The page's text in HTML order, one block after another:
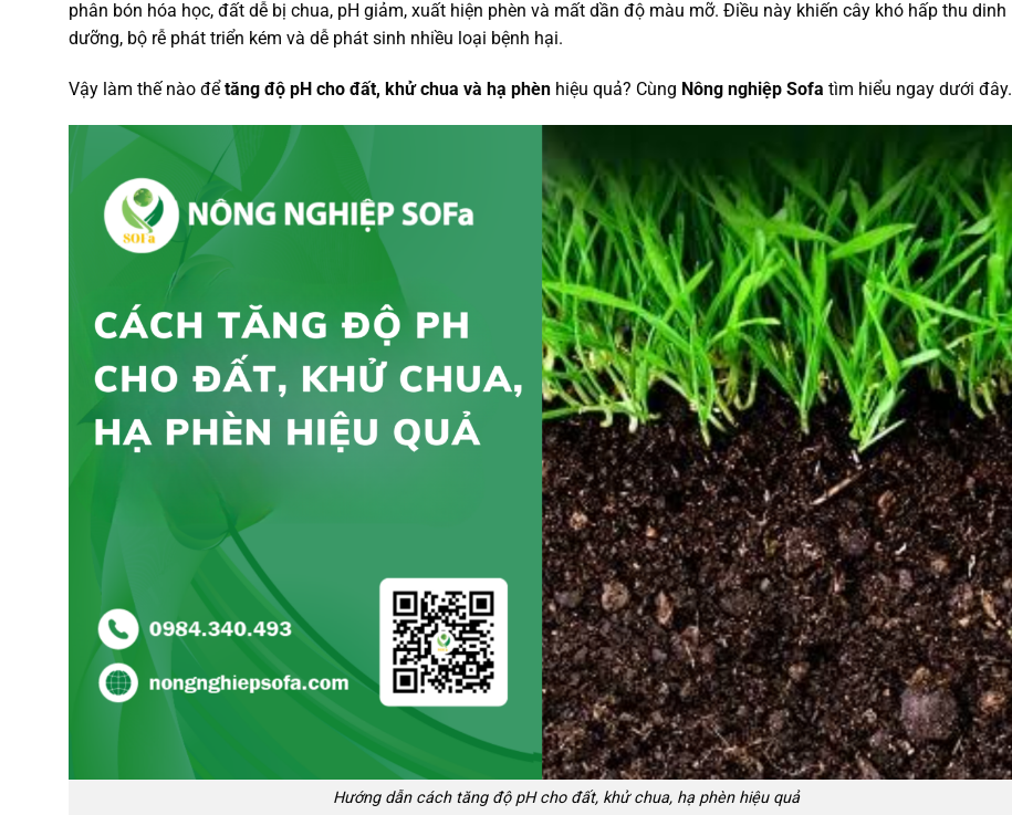
phân bón hóa học, đất dễ bị chua, pH giảm, xuất hiện phèn và mất dần độ màu mỡ. Điều này khiến cây khó hấp thu dinh
dưỡng, bộ rễ phát triển kém và dễ phát sinh nhiều loại bệnh hại.
Vậy làm thế nào đểtăng độ pH cho đất, khử chua và hạ phèn hiệu quả? Cùng Nông nghiệp Sofa tìm hiểu ngay dưới đây.
Hướng dẫn cách tăng độ pH cho đất, khử chua, hạ phèn hiệu quả